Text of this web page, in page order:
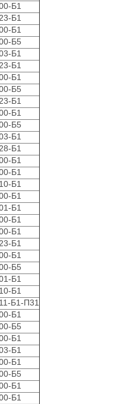
Б1
Б1
Б1
Б5
Б1
Б1
Б1
Б5
Б1
Б1
Б5
Б1
Б1
Б1
Б1
Б1
Б1
Б1
Б1
Б1
Б1
Б1
Б5
Б1
Б1
Б1-П31
Б1
Б5
Б1
Б1
Б1
Б5
Б1
Б1